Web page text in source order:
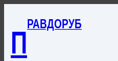
П
РАВДОРУБ